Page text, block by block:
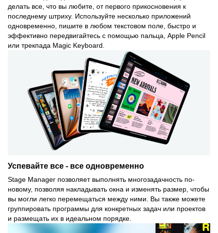
делать все, что вы любите, от первого прикосновения к
последнему штриху. Используйте несколько приложений
одновременно, пишите в любом текстовом поле, быстро и
эффективно передвигайтесь с помощью пальца, Apple Pencil
или трекпада Magic Keyboard.
Успевайте все - все одновременно
Stage Manager позволяет выполнять многозадачность по-
новому, позволяя накладывать окна и изменять размер, чтобы
вы могли легко перемещаться между ними. Вы также можете
группировать программы для конкретных задач или проектов
и размещать их в идеальном порядке.